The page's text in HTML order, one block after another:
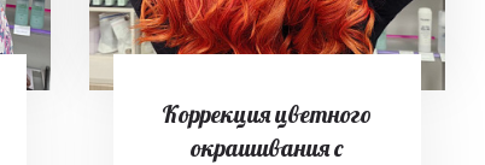
Коррекция цветного
окрашивания с